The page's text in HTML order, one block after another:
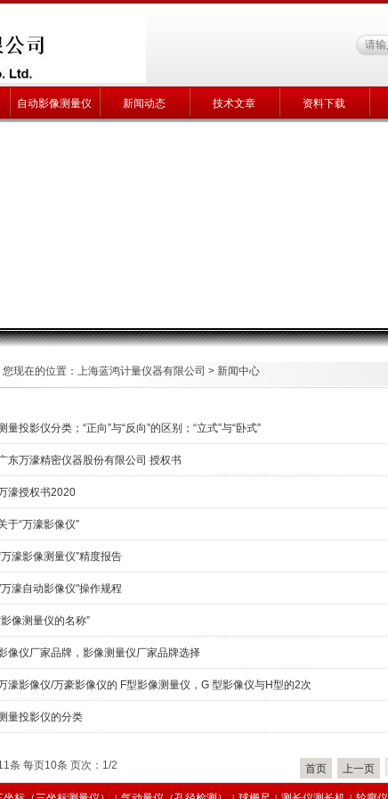
自动影像测量仪 新闻动态 技术文章 资料下载
量投影仪分类；“正向”与“反向”的区别；“立式”与“卧式”
东万濠精密仪器股份有限公司 授权书
濠授权书2020
于“万濠影像仪”
万濠影像测量仪”精度报告
濠自动影像仪"操作规程
影像测量仪的名称”
像仪厂家品牌，影像测量仪厂家品牌选择
濠影像仪/万豪影像仪的 F型影像测量仪，G 型影像仪与H型的2次
量投影仪的分类
条 每页10条 页次：1/2 首页 上一页
您现在的位置： 上海蓝鸿计量仪器有限公司 > 新闻中心